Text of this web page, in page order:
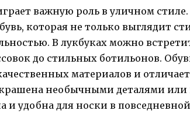
важную роль в уличном
которая не только выглядит
В лукбуках можно
до стильных ботильонов.
материалов и
необычными деталями или
и удобна для носки в